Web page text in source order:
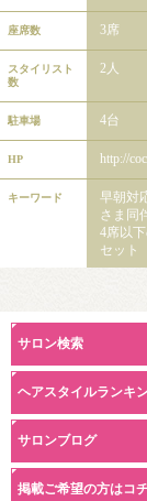
座席数 3席
スタイリスト
数
2人
駐車場 4台
HP http://
キーワード
早朝対
さま同
4席以
セット
サロン検索
ヘアスタイルランキ
サロンブログ
掲載ご希望の方はコ